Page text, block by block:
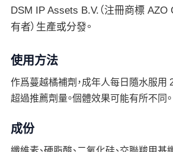
DSM IP Assets B.V.（注冊商標
有者）生產或分發。
使用方法
作爲蔓越橘補劑，成年人每日隨水服用
超過推薦劑量。個體效果可能有所不同。
成份